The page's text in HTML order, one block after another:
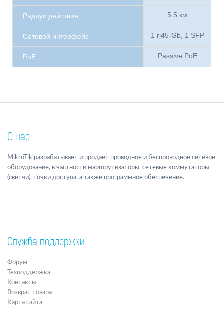
Радиус действия 5.5 км
Сетевой интерфейс 1 rj45-Gb, 1 SFP
PoE Passive PoE
О нас
MikroTik разрабатывает и продает проводное и беспроводное сетевое
оборудование, в частности маршрутизаторы, сетевые коммутаторы
(свитчи), точки доступа, а также программное обеспечение.
Служба поддержки
Форум
Техподдержка
Контакты
Возврат товара
Карта сайта